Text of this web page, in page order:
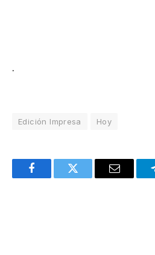
.
Edición Impresa Hoy
FacebookTwitter Email